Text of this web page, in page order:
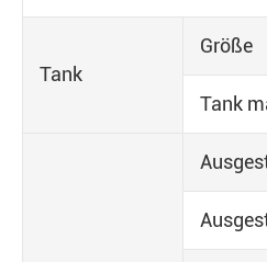
Tank
Größe
Tank